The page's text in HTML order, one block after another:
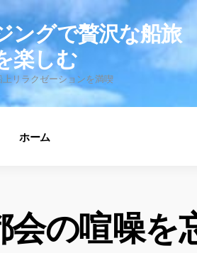
ングで贅沢な船旅
楽しむ
上リラクゼーションを満喫
ホーム
の喧噪を